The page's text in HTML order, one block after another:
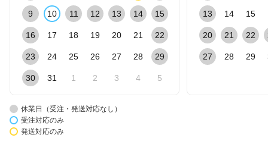
9 10 11 12 13 14 15
16 17 18 19 20 21 22
23 24 25 26 27 28 29
30 31 1 2 3 4 5
13 14 15
20 21 22
27 28 29
休業日（受注・発送対応なし）
受注対応のみ
発送対応のみ